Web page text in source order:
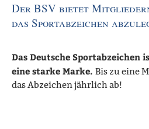
Der BSV bietet
das Sportabzeichen
Das Deutsche Sportabzeichen
eine starke Marke. Bis zu eine
das Abzeichen jährlich ab!